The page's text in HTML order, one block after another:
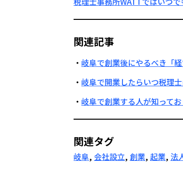
関連記事
岐阜で創業後にやるべき「
岐阜で開業したらいつ税理
岐阜で創業する人が知って
関連タグ
岐阜, 会社設立, 創業, 起業, 法